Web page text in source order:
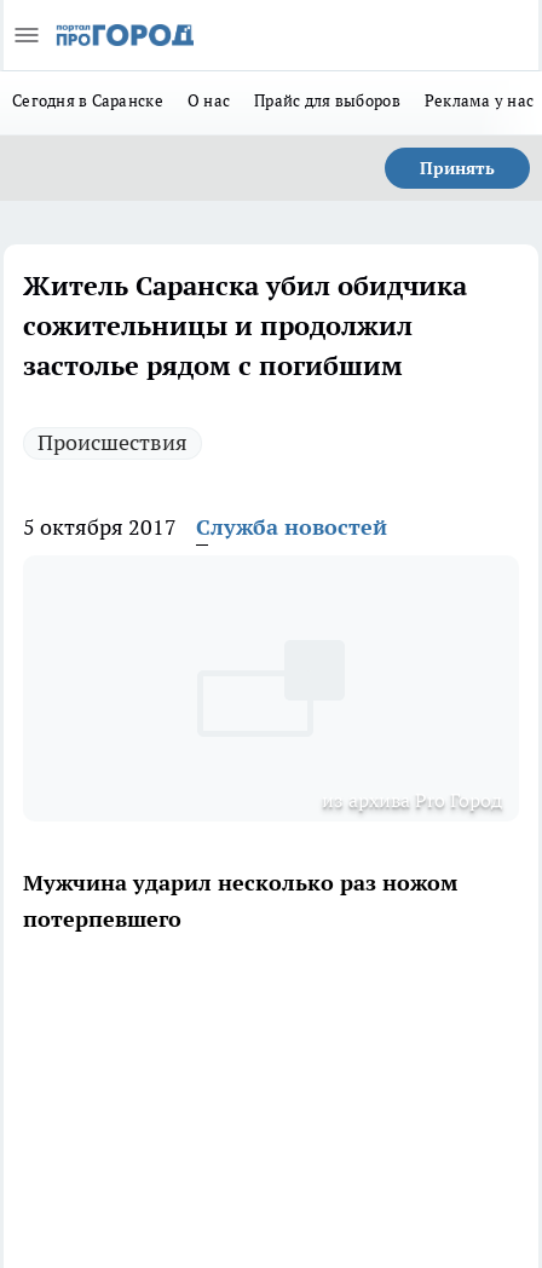
Сегодня в Саранске О нас Прайс для выборов Реклама у нас
Принять
Житель Саранска убил обидчика
сожительницы и продолжил
застолье рядом с погибшим
Происшествия
5 октября 2017 Служба новостей
из архива Pro Город
Мужчина ударил несколько раз ножом
потерпевшего